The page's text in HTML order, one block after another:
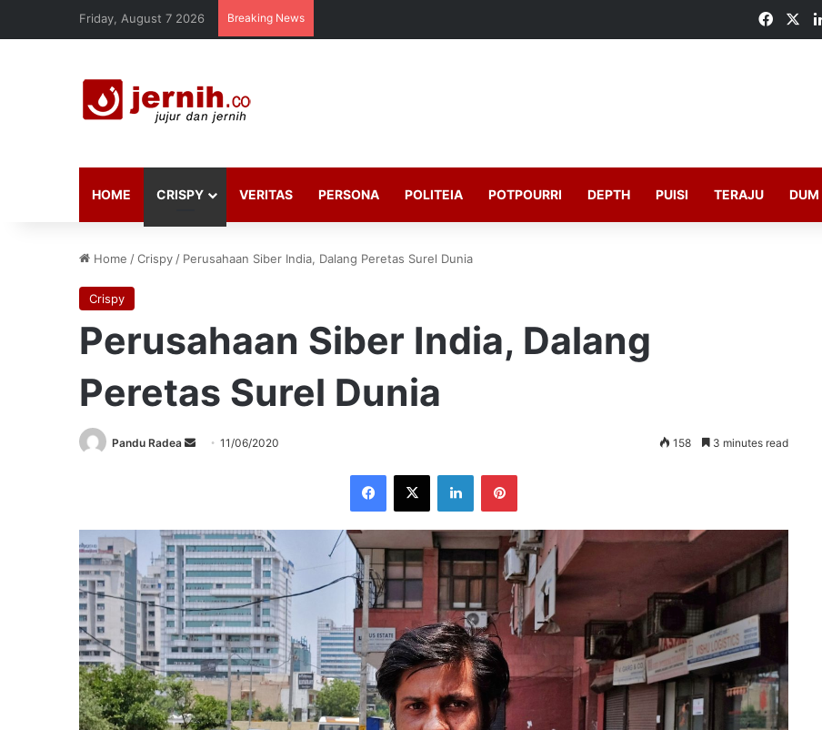
Friday, August 7 2026 Breaking News
HOME CRISPY VERITAS PERSONA POLITEIA POTPOURRI DEPTH PUISI TERAJU DUM
Home /Crispy / Perusahaan Siber India, Dalang Peretas Surel Dunia
Crispy
Perusahaan Siber India, Dalang
Peretas Surel Dunia
Pandu Radea
Send11/06/2020 158 3 minutes read
Facebook
X LinkedInPinterest